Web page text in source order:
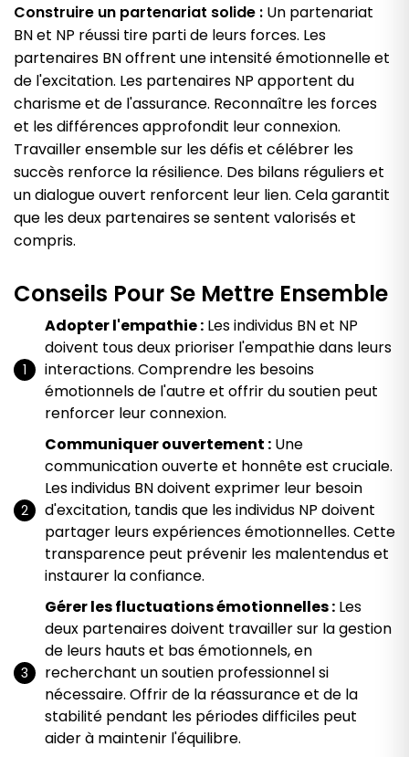
Construire un partenariat solide : Un partenariat
BN et NP réussi tire parti de leurs forces. Les
partenaires BN offrent une intensité émotionnelle et
de l'excitation. Les partenaires NP apportent du
charisme et de l'assurance. Reconnaître les forces
et les différences approfondit leur connexion.
Travailler ensemble sur les défis et célébrer les
succès renforce la résilience. Des bilans réguliers et
un dialogue ouvert renforcent leur lien. Cela garantit
que les deux partenaires se sentent valorisés et
compris.
Conseils Pour Se Mettre Ensemble
Adopter l'empathie : Les individus BN et NP
doivent tous deux prioriser l'empathie dans leurs
interactions. Comprendre les besoins
émotionnels de l'autre et offrir du soutien peut
renforcer leur connexion.
Communiquer ouvertement : Une
communication ouverte et honnête est cruciale.
Les individus BN doivent exprimer leur besoin
d'excitation, tandis que les individus NP doivent
partager leurs expériences émotionnelles. Cette
transparence peut prévenir les malentendus et
instaurer la confiance.
Gérer les fluctuations émotionnelles : Les
deux partenaires doivent travailler sur la gestion
de leurs hauts et bas émotionnels, en
recherchant un soutien professionnel si
nécessaire. Offrir de la réassurance et de la
stabilité pendant les périodes difficiles peut
aider à maintenir l'équilibre.